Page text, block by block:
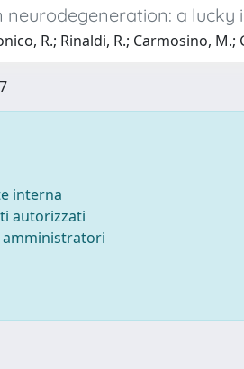
neurodegeneration: a
R.; Rinaldi, R.; Carmosino, M.;
interna
autorizzati